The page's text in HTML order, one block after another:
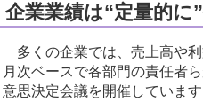
企業業績は“定量的に
多くの企業では、売上高や利
月次ベースで各部門の責任者
意思決定会議を開催しています